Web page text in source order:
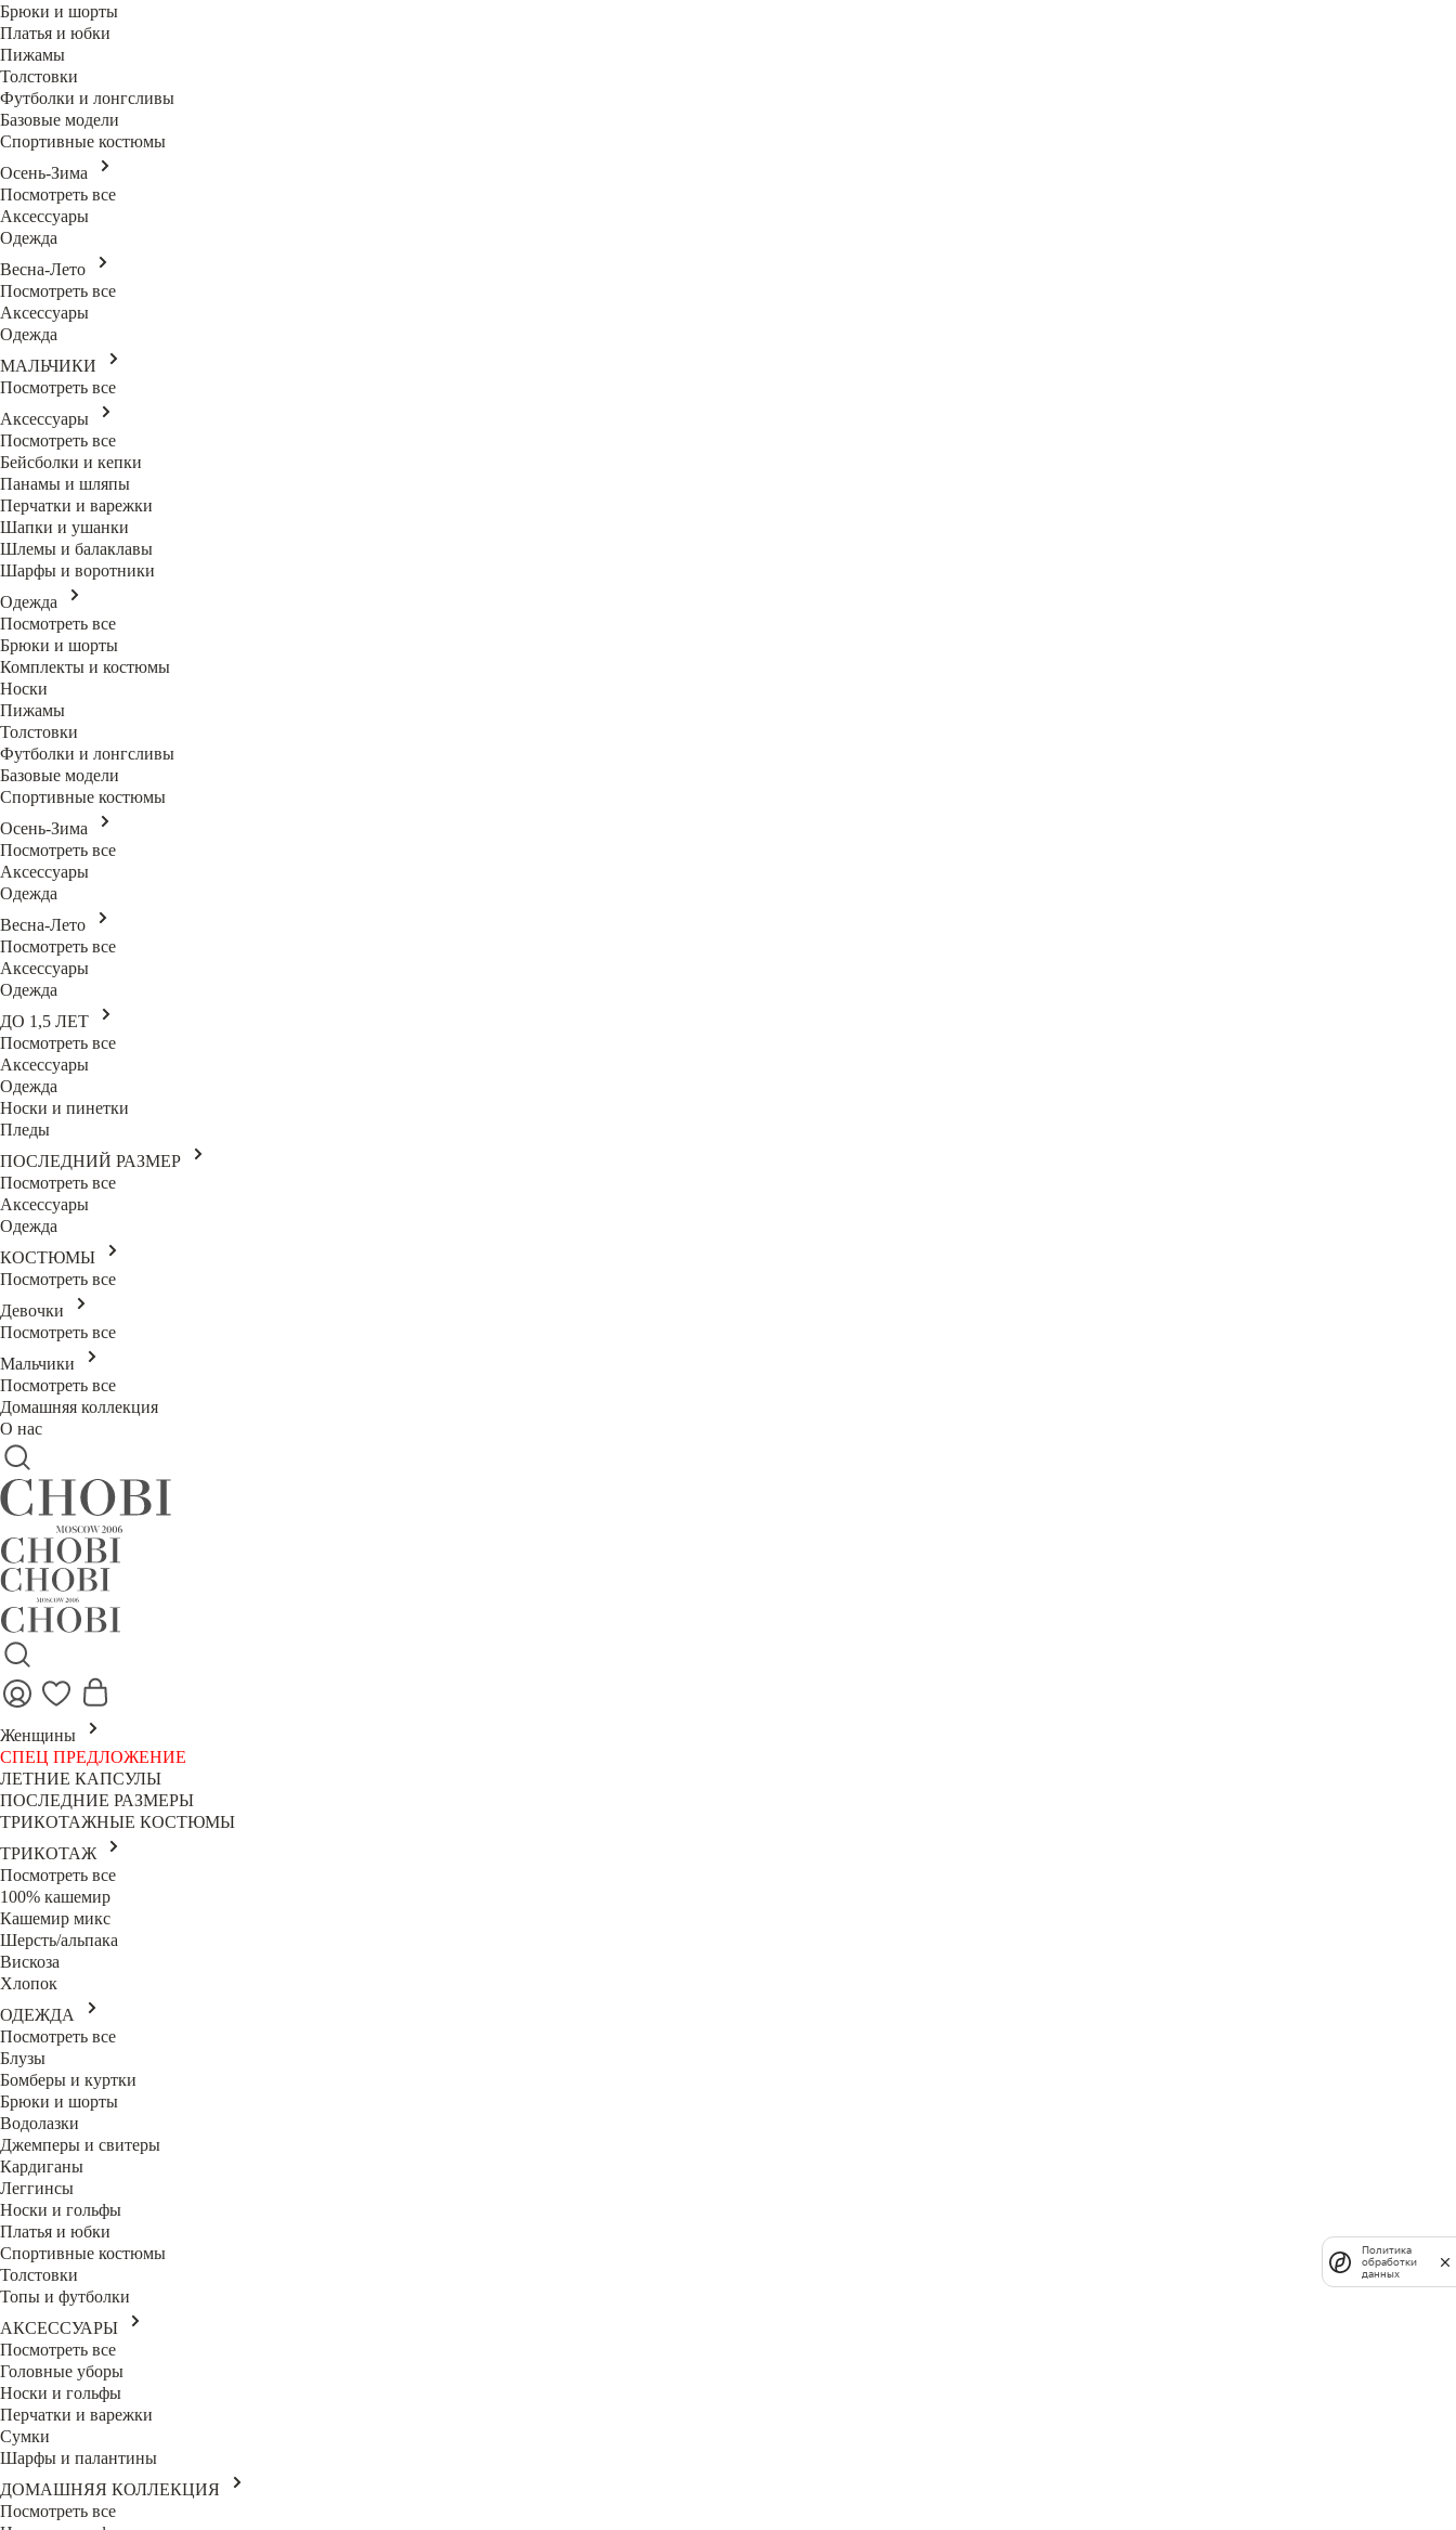
Брюки и шорты
Платья и юбки
Пижамы
Толстовки
Футболки и лонгсливы
Базовые модели
Спортивные костюмы
Осень-Зима
Посмотреть все
Аксессуары
Одежда
Весна-Лето
Посмотреть все
Аксессуары
Одежда
МАЛЬЧИКИ
Посмотреть все
Аксессуары
Посмотреть все
Бейсболки и кепки
Панамы и шляпы
Перчатки и варежки
Шапки и ушанки
Шлемы и балаклавы
Шарфы и воротники
Одежда
Посмотреть все
Брюки и шорты
Комплекты и костюмы
Носки
Пижамы
Толстовки
Футболки и лонгсливы
Базовые модели
Спортивные костюмы
Осень-Зима
Посмотреть все
Аксессуары
Одежда
Весна-Лето
Посмотреть все
Аксессуары
Одежда
ДО 1,5 ЛЕТ
Посмотреть все
Аксессуары
Одежда
Носки и пинетки
Пледы
ПОСЛЕДНИЙ РАЗМЕР
Посмотреть все
Аксессуары
Одежда
КОСТЮМЫ
Посмотреть все
Девочки
Посмотреть все
Мальчики
Посмотреть все
Домашняя коллекция
О нас
Женщины
СПЕЦ ПРЕДЛОЖЕНИЕ
ЛЕТНИЕ КАПСУЛЫ
ПОСЛЕДНИЕ РАЗМЕРЫ
ТРИКОТАЖНЫЕ КОСТЮМЫ
ТРИКОТАЖ
Посмотреть все
100% кашемир
Кашемир микс
Шерсть/альпака
Вискоза
Хлопок
ОДЕЖДА
Посмотреть все
Блузы
Бомберы и куртки
Брюки и шорты
Водолазки
Джемперы и свитеры
Кардиганы
Леггинсы
Носки и гольфы
Платья и юбки
Спортивные костюмы
Толстовки
Топы и футболки
АКСЕССУАРЫ
Посмотреть все
Головные уборы
Носки и гольфы
Перчатки и варежки
Сумки
Шарфы и палантины
ДОМАШНЯЯ КОЛЛЕКЦИЯ
Посмотреть все
Политика
обработки
данных